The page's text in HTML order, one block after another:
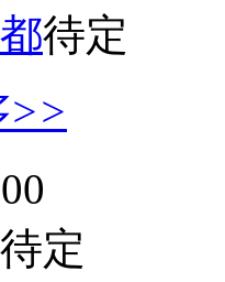
待定
>>
待定